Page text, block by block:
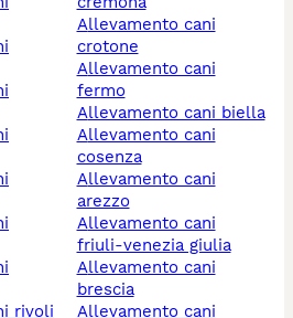
allevamento cani
crotone
allevamento cani
fermo
allevamento cani biella
allevamento cani
cosenza
allevamento cani
arezzo
allevamento cani
friuli-venezia giulia
allevamento cani
brescia
allevamento cani